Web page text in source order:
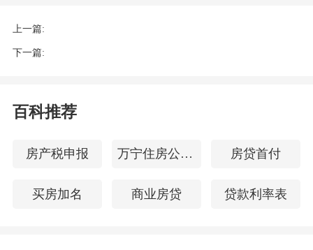
上一篇:
下一篇:
百科推荐
房产税申报 万宁住房公积金查询 房贷首付
买房加名 商业房贷 贷款利率表